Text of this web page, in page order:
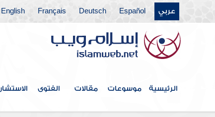
عربي Español
Deutsch
Français
English
الرئيسية موسوعات مقالات الفتوى
فهرس الكتاب